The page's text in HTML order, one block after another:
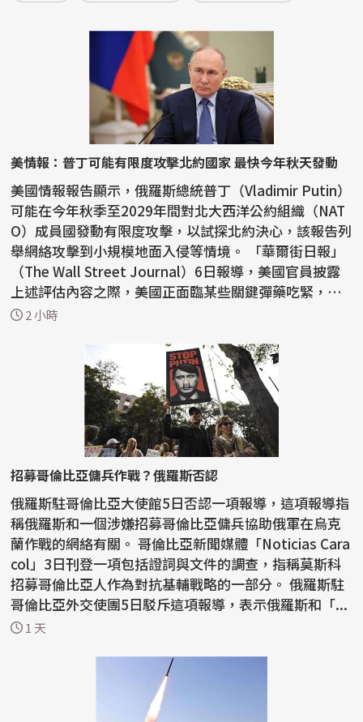
美情報：普丁可能有限度攻擊北約國家 最快今年秋天發動
美國情報報告顯示，俄羅斯總統普丁（Vladimir Putin）
可能在今年秋季至2029年間對北大西洋公約組織（NAT
O）成員國發動有限度攻擊，以試探北約決心，該報告列
舉網絡攻擊到小規模地面入侵等情境。 「華爾街日報」
（The Wall Street Journal）6日報導，美國官員披露
上述評估內容之際，美國正面臨某些關鍵彈藥吃緊，
一...2 小時
招募哥倫比亞傭兵作戰？俄羅斯否認
俄羅斯駐哥倫比亞大使館5日否認一項報導，這項報導指
稱俄羅斯和一個涉嫌招募哥倫比亞傭兵協助俄軍在烏克
蘭作戰的網絡有關。 哥倫比亞新聞媒體「Noticias Cara
col」3日刊登一項包括證詞與文件的調查，指稱莫斯科
招募哥倫比亞人作為對抗基輔戰略的一部分。 俄羅斯駐
哥倫比亞外交使團5日駁斥這項報導，表示俄羅斯和「...
1 天